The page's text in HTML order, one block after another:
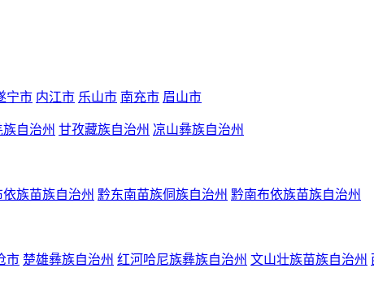
宁市 内江市 乐山市 南充市 眉山市
自治州 甘孜藏族自治州 凉山彝族自治州
族苗族自治州 黔东南苗族侗族自治州 黔南布依族苗族自治州
市 楚雄彝族自治州 红河哈尼族彝族自治州 文山壮族苗族自治州